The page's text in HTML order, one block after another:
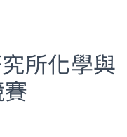
所化學與